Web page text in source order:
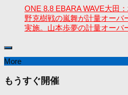
ONE 8.8 EBARA WAVE大田
野克樹戦の嵐舞が計量オーバ
実施。山本歩夢の計量オーバ
More
もうすぐ開催